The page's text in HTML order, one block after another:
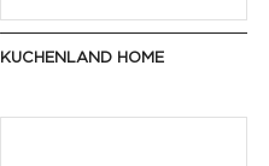
KUCHENLAND HOME